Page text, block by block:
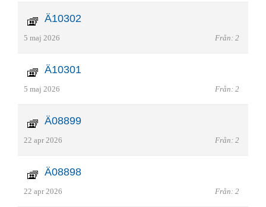
Ä10302
5 maj 2026 Från: 2
Ä10301
5 maj 2026 Från: 2
Ä08899
22 apr 2026 Från: 2
Ä08898
22 apr 2026 Från: 2